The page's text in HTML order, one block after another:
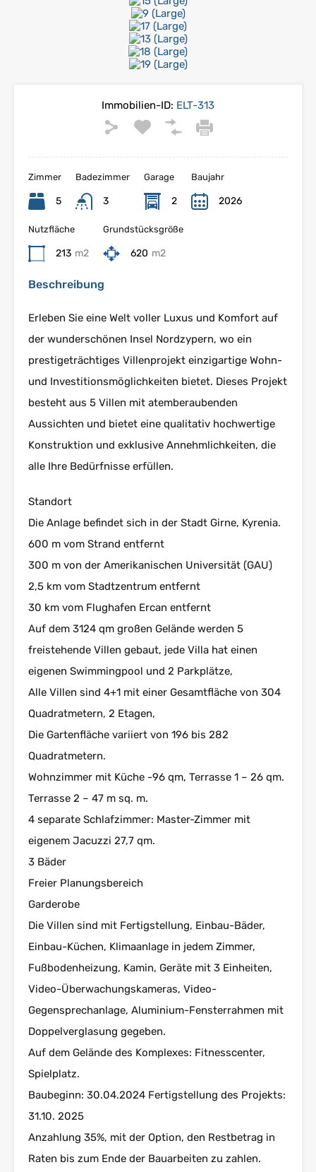
Immobilien-ID: ELT-313
Zimmer
5
Badezimmer
3
Garage
2
Baujahr
2026
Nutzfläche
213 m2
Grundstücksgröße
620 m2
Beschreibung
Erleben Sie eine Welt voller Luxus und Komfort auf
der wunderschönen Insel Nordzypern, wo ein
prestigeträchtiges Villenprojekt einzigartige Wohn-
und Investitionsmöglichkeiten bietet. Dieses Projekt
besteht aus 5 Villen mit atemberaubenden
Aussichten und bietet eine qualitativ hochwertige
Konstruktion und exklusive Annehmlichkeiten, die
alle Ihre Bedürfnisse erfüllen.
Standort
Die Anlage befindet sich in der Stadt Girne, Kyrenia.
600 m vom Strand entfernt
300 m von der Amerikanischen Universität (GAU)
2,5 km vom Stadtzentrum entfernt
30 km vom Flughafen Ercan entfernt
Auf dem 3124 qm großen Gelände werden 5
freistehende Villen gebaut, jede Villa hat einen
eigenen Swimmingpool und 2 Parkplätze,
Alle Villen sind 4+1 mit einer Gesamtfläche von 304
Quadratmetern, 2 Etagen,
Die Gartenfläche variiert von 196 bis 282
Quadratmetern.
Wohnzimmer mit Küche -96 qm, Terrasse 1 – 26 qm.
Terrasse 2 – 47 m sq. m.
4 separate Schlafzimmer: Master-Zimmer mit
eigenem Jacuzzi 27,7 qm.
3 Bäder
Freier Planungsbereich
Garderobe
Die Villen sind mit Fertigstellung, Einbau-Bäder,
Einbau-Küchen, Klimaanlage in jedem Zimmer,
Fußbodenheizung, Kamin, Geräte mit 3 Einheiten,
Video-Überwachungskameras, Video-
Gegensprechanlage, Aluminium-Fensterrahmen mit
Doppelverglasung gegeben.
Auf dem Gelände des Komplexes: Fitnesscenter,
Spielplatz.
Baubeginn: 30.04.2024 Fertigstellung des Projekts:
31.10. 2025
Anzahlung 35%, mit der Option, den Restbetrag in
Raten bis zum Ende der Bauarbeiten zu zahlen.